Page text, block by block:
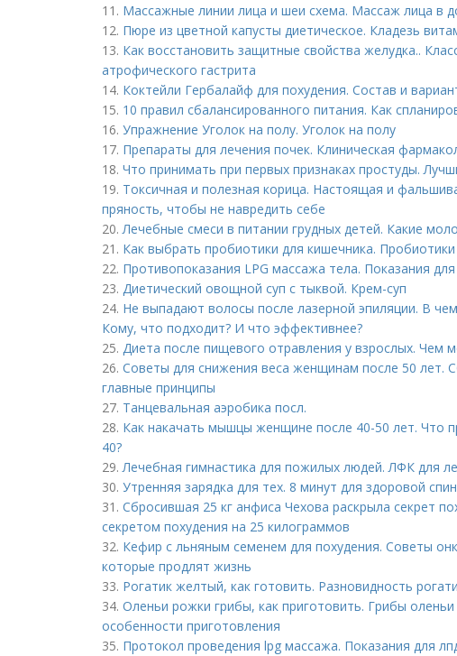
11. Массажные линии лица и шеи схема. Массаж лица в
12. Пюре из цветной капусты диетическое. Кладезь
13. Как восстановить защитные свойства желудка..
атрофического гастрита
14. Коктейли Гербалайф для похудения. Состав и
15. 10 правил сбалансированного питания. Как
16. Упражнение Уголок на полу. Уголок на полу
17. Препараты для лечения почек. Клиническая
18. Что принимать при первых признаках простуды.
19. Токсичная и полезная корица. Настоящая и
пряность, чтобы не навредить себе
20.Лечебные смеси в питании грудных детей. Какие
21. Как выбрать пробиотики для кишечника. Пробиотики
22. Противопоказания LPG массажа тела. Показания
23. Диетический овощной суп с тыквой. Крем-суп
24. Не выпадают волосы после лазерной эпиляции. В
Кому, что подходит? И что эффективнее?
25. Диета после пищевого отравления у взрослых. Чем
26. Советы для снижения веса женщинам после 50 лет.
главные принципы
27. Танцевальная аэробика посл.
28. Как накачать мышцы женщине после 40-50 лет. Что
40?
29.Лечебная гимнастика для пожилых людей. ЛФК для
30. Утренняя зарядка для тех. 8 минут для здоровой
31. Сбросившая 25 кг анфиса Чехова раскрыла секрет
секретом похудения на 25 килограммов
32. Кефир с льняным семенем для похудения. Советы
которые продлят жизнь
33. Рогатик желтый, как готовить. Разновидность
34. Оленьи рожки грибы, как приготовить. Грибы оленьи
особенности приготовления
35. Протокол проведения lpg массажа. Показания для